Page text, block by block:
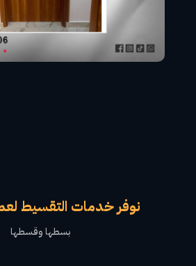
نوفر خدمات التقسيط
بسطها وقسطها